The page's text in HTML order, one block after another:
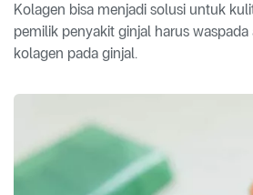
Kolagen bisa menjadi solusi untuk
pemilik penyakit ginjal harus
kolagen pada ginjal.